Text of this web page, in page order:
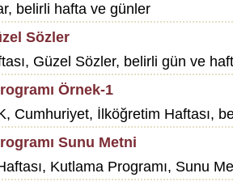
belirli hafta ve günler
Sözler
Güzel Sözler, belirli gün ve
Örnek-1
Cumhuriyet, İlköğretim Haftası,
Sunu Metni
Kutlama Programı, Sunu